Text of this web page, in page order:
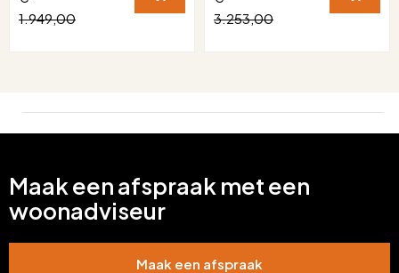
1.949,00
3.253,00
Maak een afspraak met een
woonadviseur
Maak een afspraak